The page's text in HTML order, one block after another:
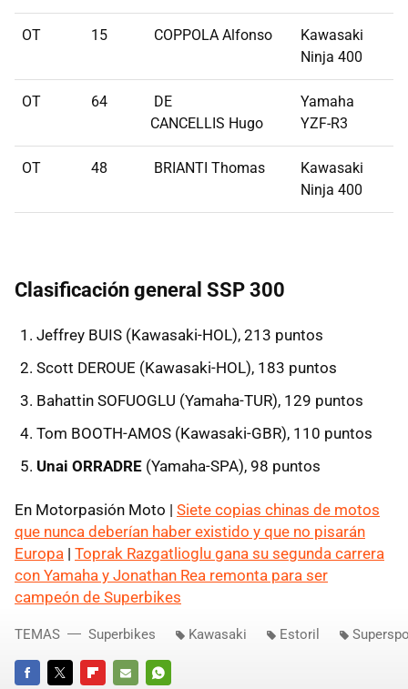
OT 15 COPPOLA Alfonso
Kawasaki
Ninja 400
OT 64
DE
CANCELLIS Hugo
Yamaha
YZF-R3
OT 48 BRIANTI Thomas
Kawasaki
Ninja 400
Clasificación general SSP 300
Jeffrey BUIS (Kawasaki-HOL), 213 puntos
Scott DEROUE (Kawasaki-HOL), 183 puntos
Bahattin SOFUOGLU (Yamaha-TUR), 129 puntos
Tom BOOTH-AMOS (Kawasaki-GBR), 110 puntos
Unai ORRADRE (Yamaha-SPA), 98 puntos
En Motorpasión Moto | Siete copias chinas de motos
que nunca deberían haber existido y que no pisarán
Europa | Toprak Razgatlioglu gana su segunda carrera
con Yamaha y Jonathan Rea remonta para ser
campeón de Superbikes
TEMAS Superbikes Kawasaki Estoril